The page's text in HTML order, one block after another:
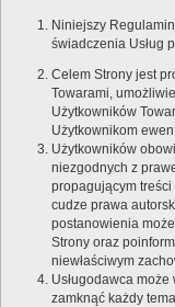
Niniejszy
świadczenia Usług
Celem Strony jest
Towarami,
Użytkowników
Użytkownikom
Użytkowników
niezgodnych z
propagującym
cudze prawa
postanowienia
Strony oraz
niewłaściwym
Usługodawca
zamknąć każdy